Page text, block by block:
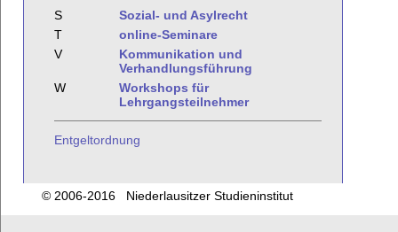
S
Sozial- und Asylrecht
T
online-Seminare
V
Kommunikation und
Verhandlungsführung
W
Workshops für
Lehrgangsteilnehmer
Entgeltordnung
© 2006-2016 Niederlausitzer Studieninstitut